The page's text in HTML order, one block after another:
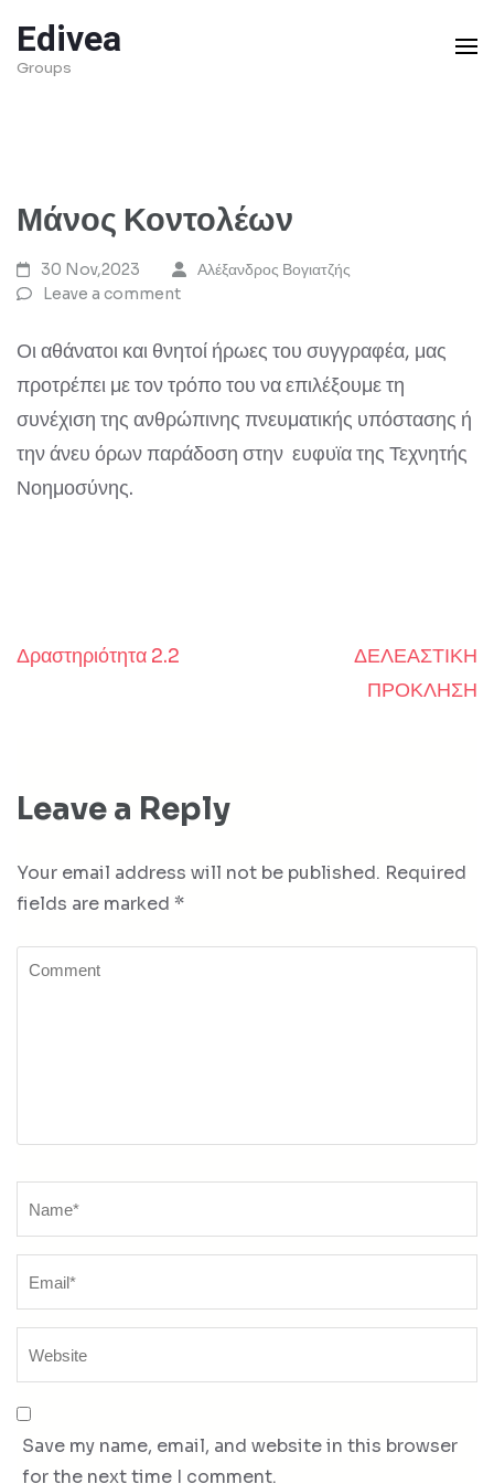
to
content
Edivea
Groups
Μάνος Κοντολέων
30 Nov,2023
Αλέξανδρος Βογιατζής
Leave a comment
Οι αθάνατοι και θνητοί ήρωες του συγγραφέα, μας
προτρέπει με τον τρόπο του να επιλέξουμε τη
συνέχιση της ανθρώπινης πνευματικής υπόστασης ή
την άνευ όρων παράδοση στην ευφυϊα της Τεχνητής
Νοημοσύνης.
Post
Δραστηριότητα 2.2
ΔΕΛΕΑΣΤΙΚΗ
ΠΡΟΚΛΗΣΗ
Leave a Reply
Your email address will not be published. Required
fields are marked *
Comment
Save my name, email, and website in this browser
for the next time I comment.